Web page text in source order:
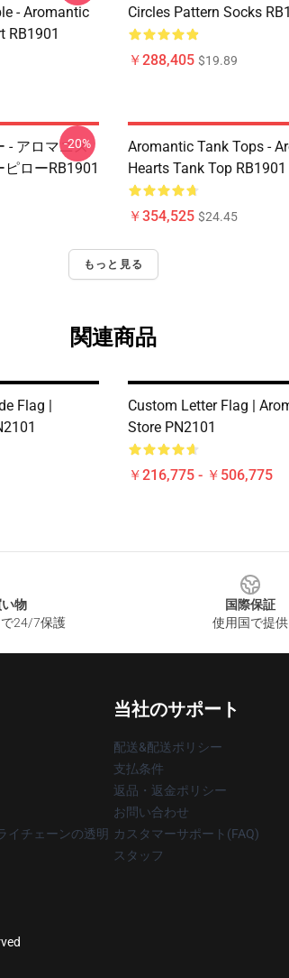
- Aromantic
RB1901
Circles Pattern Socks
￥288,405 $19.89
- アロマニス
ローRB1901
-20%
Aromantic Tank Tops -
Hearts Tank Top RB1901
￥354,525 $24.45
もっと見る
関連商品
Flag |
Custom Letter Flag |
Store PN2101
￥216,775 - ￥506,775
物
24/7保護
国際保証
使用国で提供
イチェーンの透明
当社のサポート
配送&配送ポリシー
支払条件
返品・返金ポリシー
お問い合わせ
カスタマーサポート(FAQ)
スタッフ